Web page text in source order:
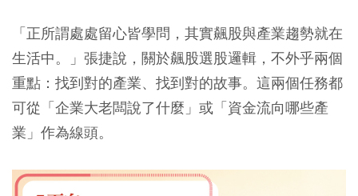
「正所謂處處留心皆學問，其實飆股與產業趨勢就在
生活中。」張捷說，關於飆股選股邏輯，不外乎兩個
重點：找到對的產業、找到對的故事。這兩個任務都
可從「企業大老闆說了什麼」或「資金流向哪些產
業」作為線頭。